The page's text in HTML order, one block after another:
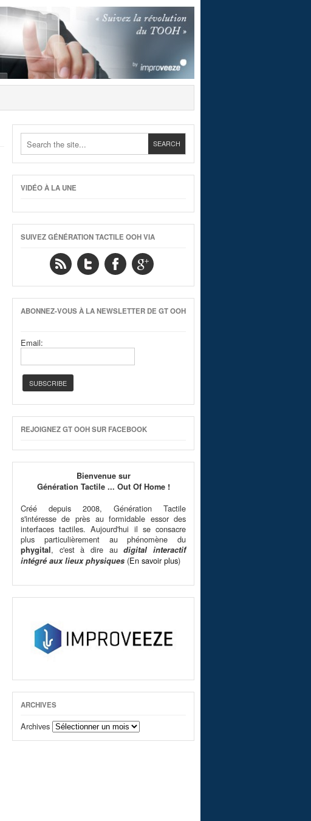
VIDÉO À LA UNE
SUIVEZ GÉNÉRATION TACTILE OOH VIA
ABONNEZ-VOUS À LA NEWSLETTER DE GT OOH
Email:
REJOIGNEZ GT OOH SUR FACEBOOK
Bienvenue sur
Génération Tactile ... Out Of Home !
Créé depuis 2008, Génération Tactile
s'intéresse de près au formidable essor des
interfaces tactiles. Aujourd'hui il se consacre
plus particulièrement au phénomène du
phygital, c'est à dire audigital interactif
intégré aux lieux physiques(En savoir plus)
ARCHIVES
Archives